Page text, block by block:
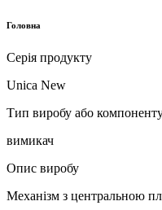
Головна
Серія продукту
Unica New
Тип виробу або
вимикач
Опис виробу
Механізм з центральною